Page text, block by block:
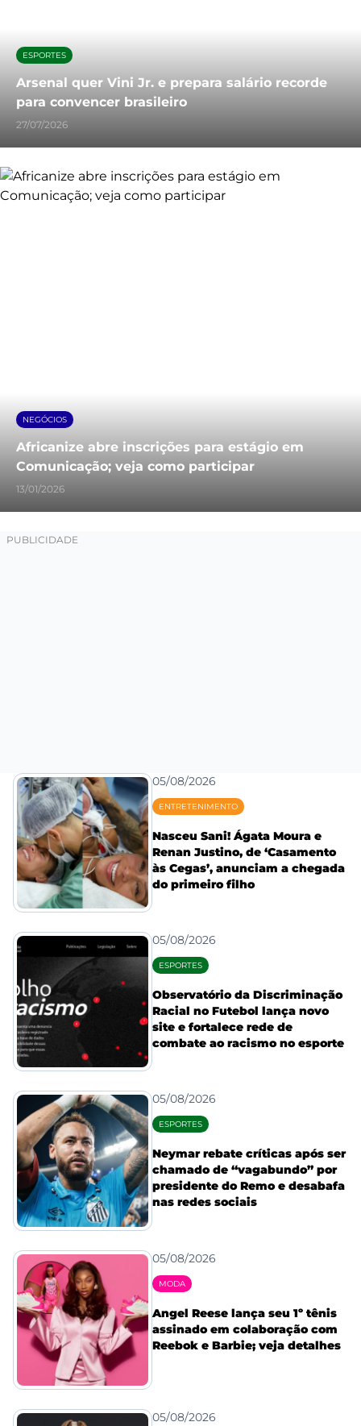
ESPORTES
Arsenal quer Vini Jr. e prepara salário recorde
para convencer brasileiro
27/07/2026
NEGÓCIOS
Africanize abre inscrições para estágio em
Comunicação; veja como participar
13/01/2026
05/08/2026
ENTRETENIMENTO
Nasceu Sani! Ágata Moura e
Renan Justino, de ‘Casamento
às Cegas’, anunciam a chegada
do primeiro filho
05/08/2026
ESPORTES
Observatório da Discriminação
Racial no Futebol lança novo
site e fortalece rede de
combate ao racismo no esporte
05/08/2026
ESPORTES
Neymar rebate críticas após ser
chamado de “vagabundo” por
presidente do Remo e desabafa
nas redes sociais
05/08/2026
MODA
Angel Reese lança seu 1º tênis
assinado em colaboração com
Reebok e Barbie; veja detalhes
05/08/2026